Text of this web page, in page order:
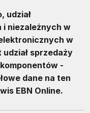
udział
niezależnych w
w
sprzedaży
-
dane na ten
EBN Online.